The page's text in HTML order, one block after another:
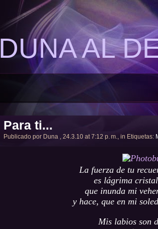
DUNA AL
Para ti...
Publicado por Duna , 24.3.10 at 7:12 p. m., in Etiquetas:
La fuerza de tu
es lágrima
que inunda mi
y hace, que en mi
Mis labios son